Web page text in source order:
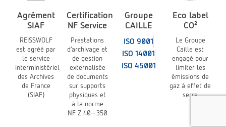
Agrément
SIAF
REISSWOLF
est agréé par
le service
interministériel
des Archives
de France
(SIAF)
Certification
NF Service
Prestations
d’archivage et
de gestion
externalisée
de documents
sur supports
physiques et
à la norme
NF Z 40-350
Groupe
CAILLE
ISO 9001
ISO 14001
ISO 45001
Eco label
CO²
Le Groupe
Caille est
engagé pour
limiter les
émissions de
gaz à effet de
serre